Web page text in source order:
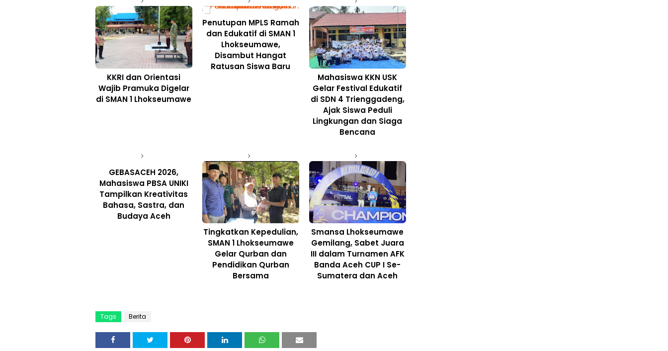
KKRI dan Orientasi
Wajib Pramuka Digelar
di SMAN 1 Lhokseumawe
Penutupan MPLS Ramah
dan Edukatif di SMAN 1
Lhokseumawe,
Disambut Hangat
Ratusan Siswa Baru
Mahasiswa KKN USK
Gelar Festival Edukatif
di SDN 4 Trienggadeng,
Ajak Siswa Peduli
Lingkungan dan Siaga
Bencana
GEBASACEH 2026,
Mahasiswa PBSA UNIKI
Tampilkan Kreativitas
Bahasa, Sastra, dan
Budaya Aceh
Tingkatkan Kepedulian,
SMAN 1 Lhokseumawe
Gelar Qurban dan
Pendidikan Qurban
Bersama
Smansa Lhokseumawe
Gemilang, Sabet Juara
III dalam Turnamen AFK
Banda Aceh CUP I Se-
Sumatera dan Aceh
Tags Berita